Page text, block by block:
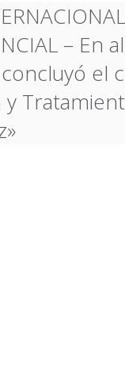
– En
el
y